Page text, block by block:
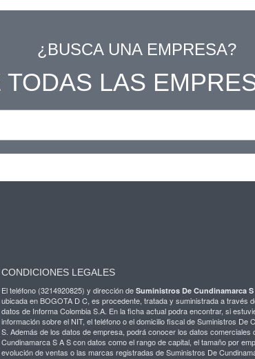
¿BUSCA UNA EMPRESA?
LAS
CONDICIONES LEGALES
El teléfono (3214920825) y dirección de Suministros De Cundinamarca S
ubicada en BOGOTA D C, es procedente, tratada y suministrada a través
datos de Informa Colombia S.A. En la ficha actual podra encontrar, si
información sobre el NIT, el teléfono o el domicilio fiscal de Suministros De
S. Además de los datos de empresa, podrá conocer los datos comerciales
Cundinamarca S A S con datos como el rango de capital, el tamaño por
evolución de ventas o las marcas registradas de Suministros De